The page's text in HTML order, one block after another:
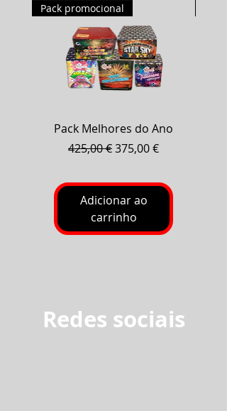
Pack promocional
Pack Melhores do Ano
Preço normal
425,00 €Preço promocional
375,00 €
Adicionar ao
carrinho
Redes sociais